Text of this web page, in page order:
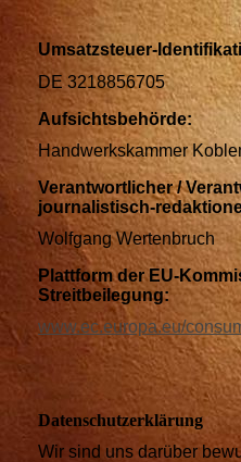
Umsatzsteuer-
DE 3218856705
Aufsichtsbehörde:
Handwerkskammer
Verantwortlicher /
journalistisch-
Wolfgang Wertenbruch
Plattform der EU-
Streitbeilegung:
www.ec.europa.eu/
Datenschutz­erklärung
Wir sind uns darüber